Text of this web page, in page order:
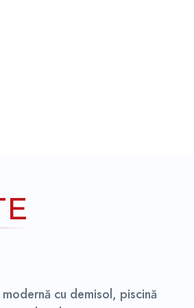
modernă cu demisol, piscină